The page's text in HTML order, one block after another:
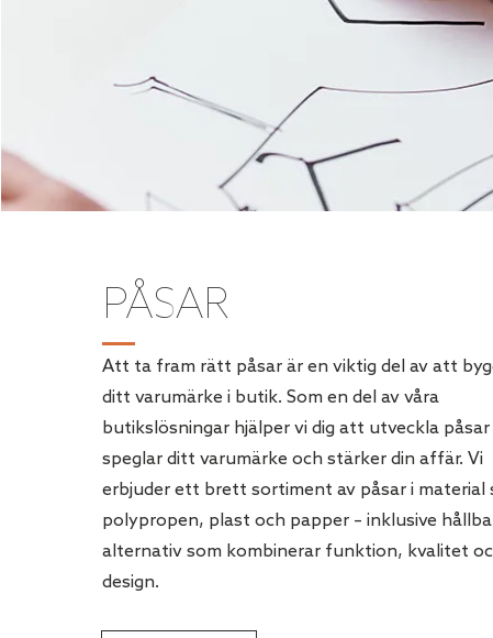
PÅSAR
Att ta fram rätt påsar är en viktig del av att
ditt varumärke i butik. Som en del av våra
butikslösningar hjälper vi dig att utveckla påsar
speglar ditt varumärke och stärker din affär. Vi
erbjuder ett brett sortiment av påsar i material
polypropen, plast och papper – inklusive
alternativ som kombinerar funktion, kvalitet
design.